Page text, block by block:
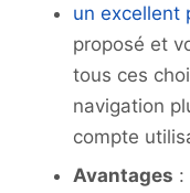
un excellent
proposé et
tous ces
navigation
compte
Avantages :